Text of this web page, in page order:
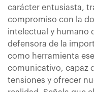
carácter entusiasta,
compromiso con la
intelectual y humano
defensora de la
como herramienta
comunicativo, capaz
tensiones y ofrecer